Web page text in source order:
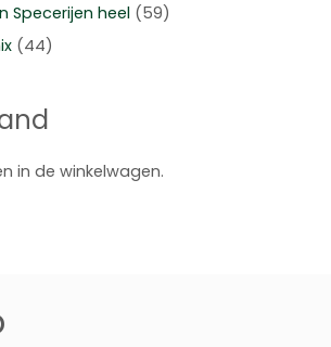
Specerijen heel (59)
(44)
in de winkelwagen.